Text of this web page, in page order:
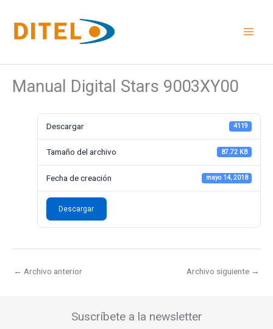
contenido
Manual Digital Stars 9003XY00
Descargar 4119
Tamaño del archivo 87.72 KB
Fecha de creación mayo 14, 2018
Descargar
← Archivo anterior Archivo siguiente →
Suscríbete a la newsletter